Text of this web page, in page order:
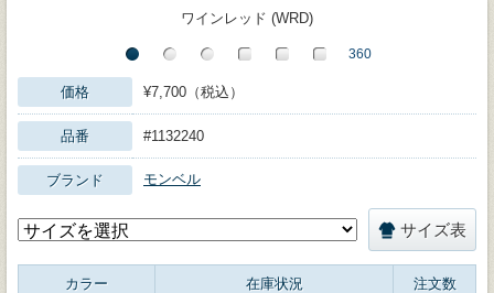
ワインレッド (WRD)
価格 ¥7,700（税込）
品番 #1132240
ブランド モンベル
サイズ表
カラー 在庫状況 注文数